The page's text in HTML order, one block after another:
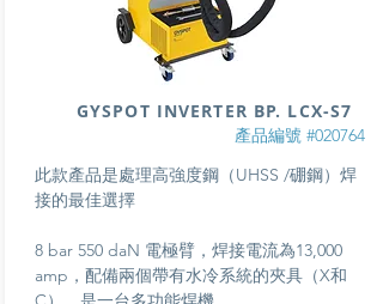
產品編號 #020764
此款產品是處理高強度鋼（UHSS /硼鋼）焊
接的最佳選擇
8 bar 550 daN 電極臂，焊接電流為13,000
amp， 配備兩個帶有水冷系統的夾具（X和
GYSPOT INVERTER BP. LCX-S7